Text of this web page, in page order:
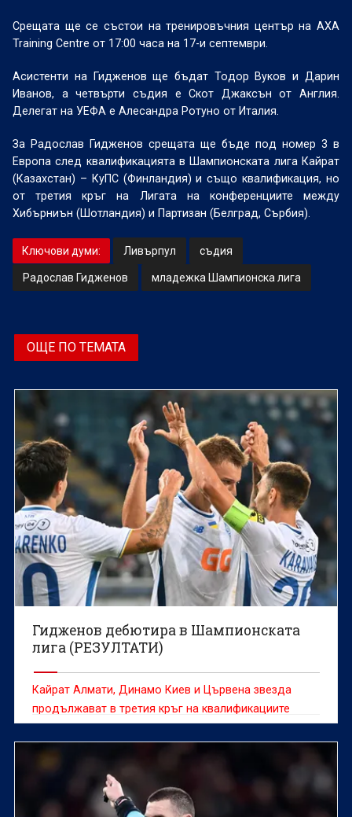
Срещата ще се състои на тренировъчния център на AXA
Training Centre от 17:00 часа на 17-и септември.
Асистенти на Гидженов ще бъдат Тодор Вуков и Дарин
Иванов, а четвърти съдия е Скот Джаксън от Англия.
Делегат на УЕФА е Алесандра Ротуно от Италия.
За Радослав Гидженов срещата ще бъде под номер 3 в
Европа след квалификацията в Шампионската лига Кайрат
(Казахстан) – КуПС (Финландия) и също квалификация, но
от третия кръг на Лигата на конференциите между
Хибърниън (Шотландия) и Партизан (Белград, Сърбия).
Ключови думи: Ливърпул съдия
Радослав Гидженов младежка Шампионска лига
ОЩЕ ПО ТЕМАТА
Гидженов дебютира в Шампионската
лига (РЕЗУЛТАТИ)
Кайрат Алмати, Динамо Киев и Цървена звезда
продължават в третия кръг на квалификациите